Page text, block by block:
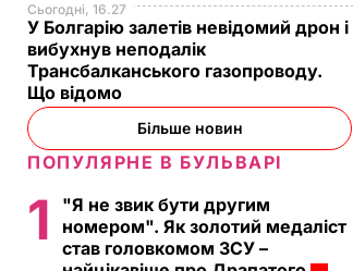
Сьогодні, 16.27
У Болгарію залетів невідомий дрон і
вибухнув неподалік
Трансбалканського газопроводу.
Що відомо
Більше новин
ПОПУЛЯРНЕ В БУЛЬВАРІ
1
"Я не звик бути другим
номером". Як золотий медаліст
став головкомом ЗСУ –